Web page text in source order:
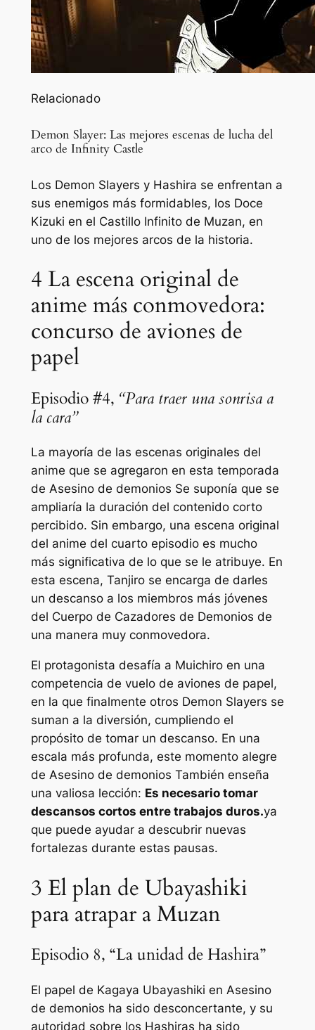
Relacionado
Demon Slayer: Las mejores escenas de lucha del
arco de Infinity Castle
Los Demon Slayers y Hashira se enfrentan a
sus enemigos más formidables, los Doce
Kizuki en el Castillo Infinito de Muzan, en
uno de los mejores arcos de la historia.
4 La escena original de
anime más conmovedora:
concurso de aviones de
papel
Episodio #4, “Para traer una sonrisa a
la cara”
La mayoría de las escenas originales del
anime que se agregaron en esta temporada
de Asesino de demonios Se suponía que se
ampliaría la duración del contenido corto
percibido. Sin embargo, una escena original
del anime del cuarto episodio es mucho
más significativa de lo que se le atribuye. En
esta escena, Tanjiro se encarga de darles
un descanso a los miembros más jóvenes
del Cuerpo de Cazadores de Demonios de
una manera muy conmovedora.
El protagonista desafía a Muichiro en una
competencia de vuelo de aviones de papel,
en la que finalmente otros Demon Slayers se
suman a la diversión, cumpliendo el
propósito de tomar un descanso. En una
escala más profunda, este momento alegre
de Asesino de demonios También enseña
una valiosa lección: Es necesario tomar
descansos cortos entre trabajos duros.ya
que puede ayudar a descubrir nuevas
fortalezas durante estas pausas.
3 El plan de Ubayashiki
para atrapar a Muzan
Episodio 8, “La unidad de Hashira”
El papel de Kagaya Ubayashiki en Asesino
de demonios ha sido desconcertante, y su
autoridad sobre los Hashiras ha sido